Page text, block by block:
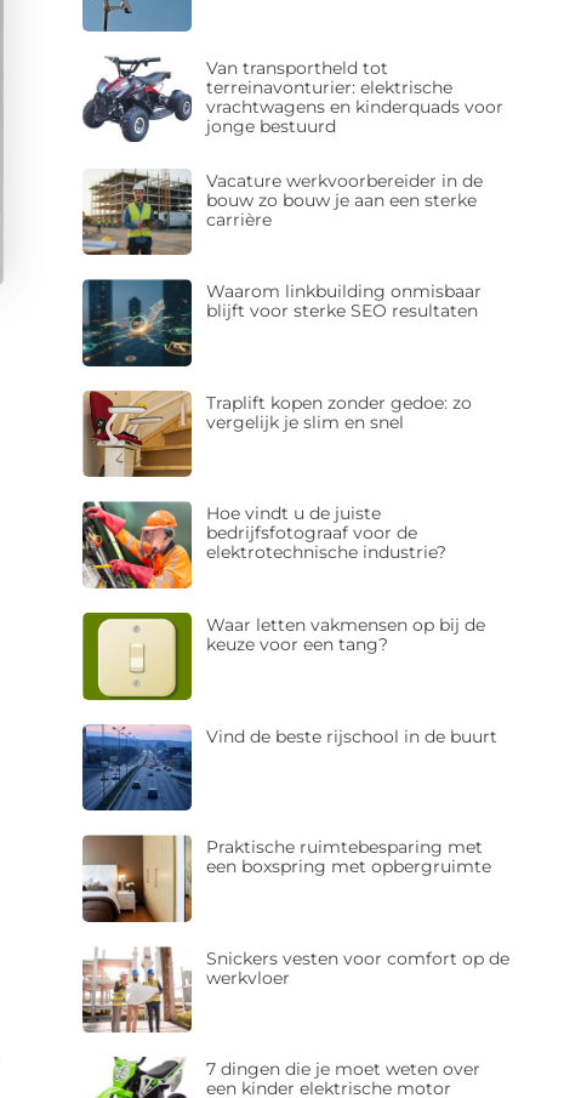
Van transportheld tot
terreinavonturier: elektrische
vrachtwagens en kinderquads voor
jonge bestuurd
Vacature werkvoorbereider in de
bouw zo bouw je aan een sterke
carrière
Waarom linkbuilding onmisbaar
blijft voor sterke SEO resultaten
Traplift kopen zonder gedoe: zo
vergelijk je slim en snel
Hoe vindt u de juiste
bedrijfsfotograaf voor de
elektrotechnische industrie?
Waar letten vakmensen op bij de
keuze voor een tang?
Vind de beste rijschool in de buurt
Praktische ruimtebesparing met
een boxspring met opbergruimte
Snickers vesten voor comfort op de
werkvloer
7 dingen die je moet weten over
een kinder elektrische motor